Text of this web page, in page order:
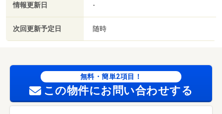
情報更新日 -
次回更新予定日 随時
無料・簡単2項目！
この物件にお問い合わせする